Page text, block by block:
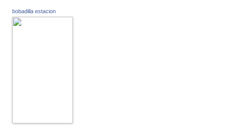
bobadilla estacion